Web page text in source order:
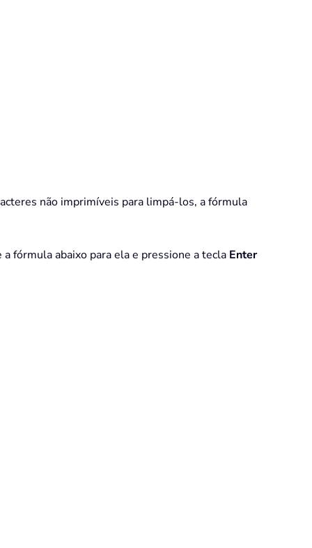
não imprimíveis para limpá-los, a fórmula
fórmula abaixo para ela e pressione a tecla Enter